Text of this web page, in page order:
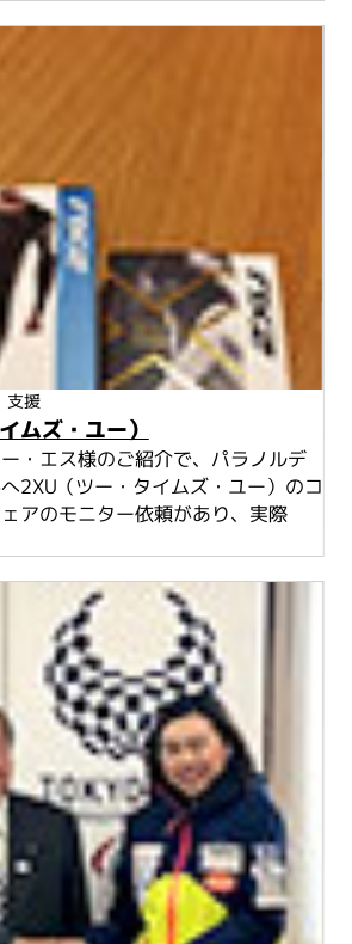
支援
ムズ・ユー）
・エス様のご紹介で、パラノルデ
2XU（ツー・タイムズ・ユー）のコ
アのモニター依頼があり、実際